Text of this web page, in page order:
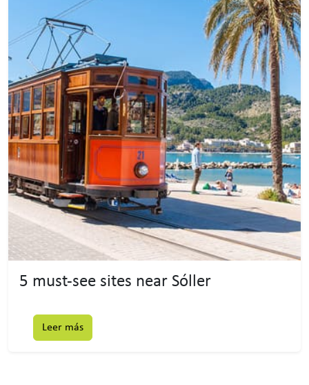
5 must-see sites near Sóller
Leer más